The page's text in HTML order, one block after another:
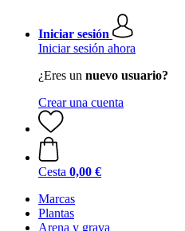
Iniciar sesión
Iniciar sesión ahora
¿Eres un nuevo usuario?
Crear una cuenta
Cesta 0,00 €
Marcas
Plantas
Arena y grava